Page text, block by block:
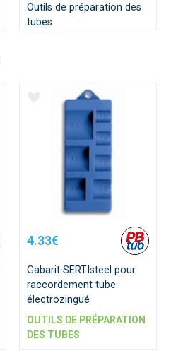
Outils de préparation des
tubes
4.33€
Gabarit SERTIsteel pour
raccordement tube
électrozingué
OUTILS DE PRÉPARATION
DES TUBES